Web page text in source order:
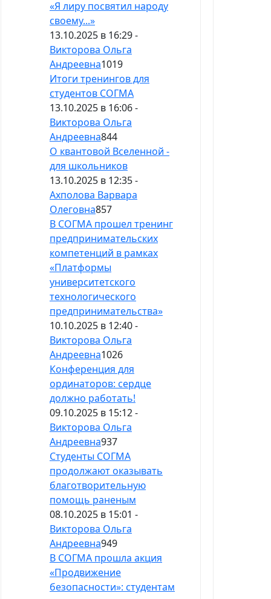
«Я лиру посвятил народу
своему...»
13.10.2025 в 16:29 -
Викторова Ольга
Андреевна1019
Итоги тренингов для
студентов СОГМА
13.10.2025 в 16:06 -
Викторова Ольга
Андреевна844
О квантовой Вселенной -
для школьников
13.10.2025 в 12:35 -
Ахполова Варвара
Олеговна857
В СОГМА прошел тренинг
предпринимательских
компетенций в рамках
«Платформы
университетского
технологического
предпринимательства»
10.10.2025 в 12:40 -
Викторова Ольга
Андреевна1026
Конференция для
ординаторов: сердце
должно работать!
09.10.2025 в 15:12 -
Викторова Ольга
Андреевна937
Студенты СОГМА
продолжают оказывать
благотворительную
помощь раненым
08.10.2025 в 15:01 -
Викторова Ольга
Андреевна949
В СОГМА прошла акция
«Продвижение
безопасности»: студентам